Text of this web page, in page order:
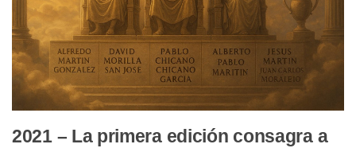
2021 – La primera edición consagra a